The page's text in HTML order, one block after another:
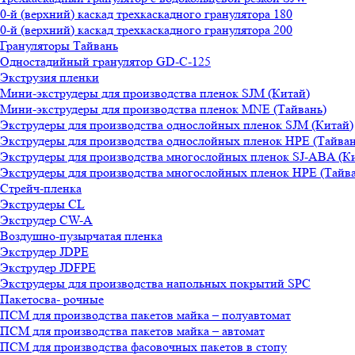
0-й (верхний) каскад трехкаскадного гранулятора 180
0-й (верхний) каскад трехкаскадного гранулятора 200
Грануляторы Тайвань
Одностадийный гранулятор GD-C-125
Экструзия пленки
Мини-экструдеры для производства пленок SJM (Китай)
Мини-экструдеры для производства пленок MNE (Тайвань)
Экструдеры для производства однослойных пленок SJM (Китай)
Экструдеры для производства однослойных пленок HPE
Экструдеры для производства многослойных пленок SJ-ABA
Экструдеры для производства многослойных пленок HPE
Стрейч-пленка
Экструдеры CL
Экструдер CW-A
Воздушно-пузырчатая пленка
Экструдер JDPE
Экструдер JDFPE
Экструдеры для производства напольных покрытий SPC
Пакетосва- рочные
ПСМ для производства пакетов майка – полуавтомат
ПСМ для производства пакетов майка – автомат
ПСМ для производства фасовочных пакетов в стопу